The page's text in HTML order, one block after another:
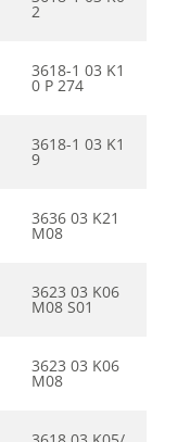
2
3618-1 03 K1
0 P 274
3618-1 03 K1
9
3636 03 K21
M08
3623 03 K06
M08 S01
3623 03 K06
M08